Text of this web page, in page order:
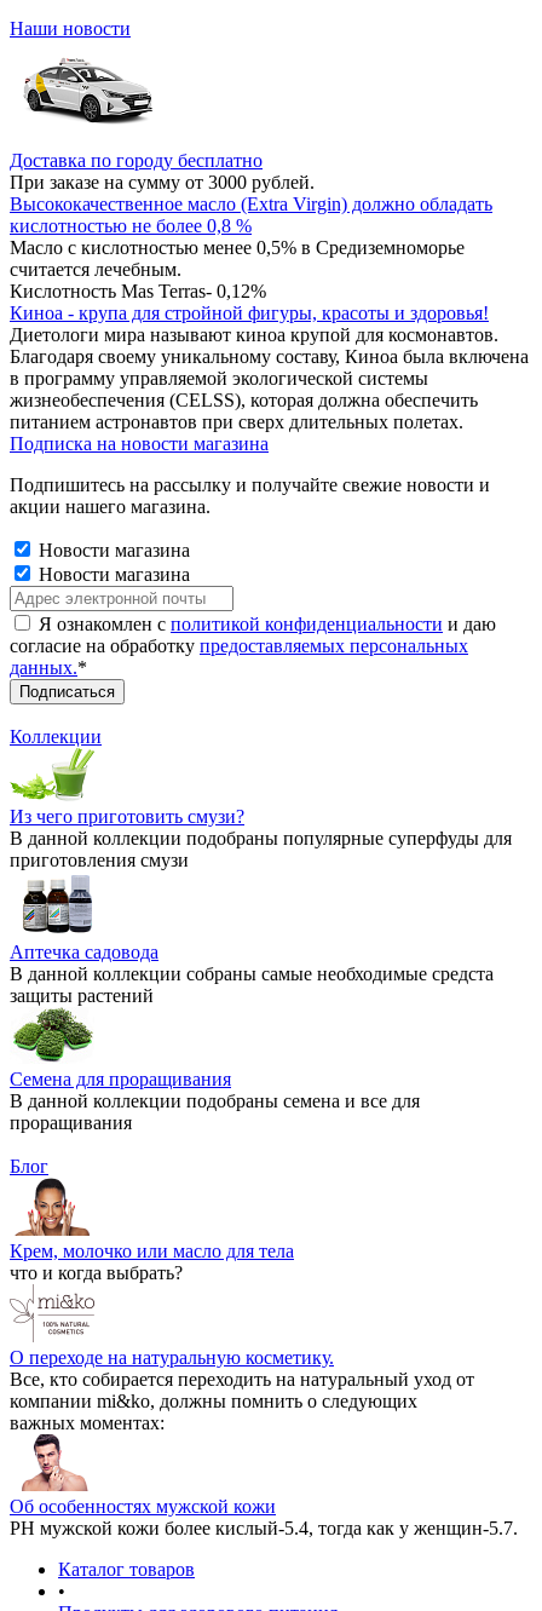
Наши новости
Доставка по городу бесплатно
При заказе на сумму от 3000 рублей.
Высококачественное масло (Extra Virgin) должно обладать
кислотностью не более 0,8 %
Масло с кислотностью менее 0,5% в Средиземноморье
считается лечебным.
Кислотность Mas Terras- 0,12%
Киноа - крупа для стройной фигуры, красоты и здоровья!
Диетологи мира называют киноа крупой для космонавтов.
Благодаря своему уникальному составу, Киноа была включена
в программу управляемой экологической системы
жизнеобеспечения (CELSS), которая должна обеспечить
питанием астронавтов при сверх длительных полетах.
Подписка на новости магазина
Подпишитесь на рассылку и получайте свежие новости и
акции нашего магазина.
Новости магазина
Новости магазина
Я ознакомлен с политикой конфиденциальности и даю
согласие на обработку предоставляемых персональных
данных.*
Коллекции
Из чего приготовить смузи?
В данной коллекции подобраны популярные суперфуды для
приготовления смузи
Аптечка садовода
В данной коллекции собраны самые необходимые средста
защиты растений
Семена для проращивания
В данной коллекции подобраны семена и все для
проращивания
Блог
Крем, молочко или масло для тела
что и когда выбрать?
О переходе на натуральную косметику.
Все, кто собирается переходить на натуральный уход от
компании mi&ko, должны помнить о следующих
важных моментах:
Об особенностях мужской кожи
РН мужской кожи более кислый-5.4, тогда как у женщин-5.7.
Каталог товаров
•